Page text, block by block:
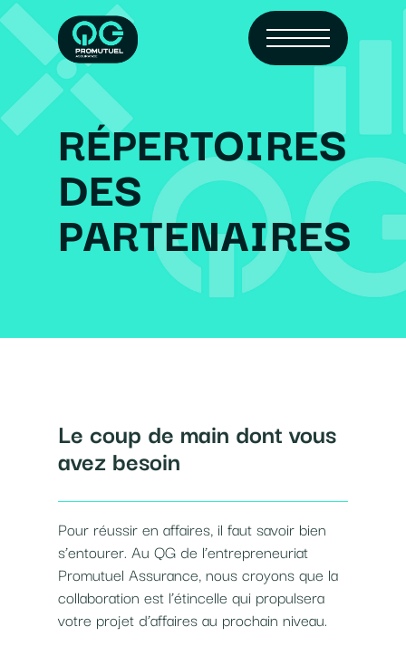
Skip
to
main
content
Menu
RÉPERTOIRES
DES
PARTENAIRES
Le coup de main dont vous
avez besoin
Pour réussir en affaires, il faut savoir bien
s’entourer. Au QG de l’entrepreneuriat
Promutuel Assurance, nous croyons que la
collaboration est l’étincelle qui propulsera
votre projet d’affaires au prochain niveau.